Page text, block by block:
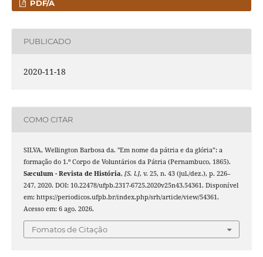
PDF/A
PUBLICADO
2020-11-18
COMO CITAR
SILVA, Wellington Barbosa da. "Em nome da pátria e da glória”: a
formação do 1.º Corpo de Voluntários da Pátria (Pernambuco, 1865).
Sæculum - Revista de História, [S. l.], v. 25, n. 43 (jul./dez.), p. 226–
247, 2020. DOI: 10.22478/ufpb.2317-6725.2020v25n43.54361. Disponível
em: https://periodicos.ufpb.br/index.php/srh/article/view/54361.
Acesso em: 6 ago. 2026.
Fomatos de Citação